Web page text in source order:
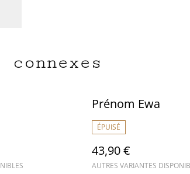
Prénom Ewa
ÉPUISÉ
43,90 €
AUTRES VARIANTES